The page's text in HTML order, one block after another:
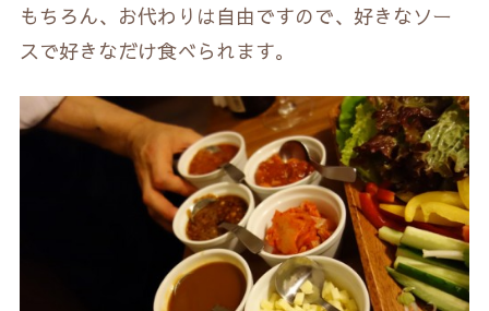
もちろん、お代わりは自由ですので、好きなソー
スで好きなだけ食べられます。